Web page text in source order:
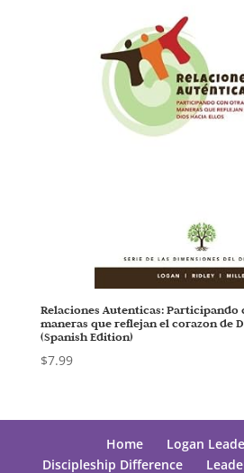
Relaciones Autenticas: Participando
maneras que reflejan el corazon de
(Spanish Edition)
$7.99
Home
Logan
Discipleship Difference